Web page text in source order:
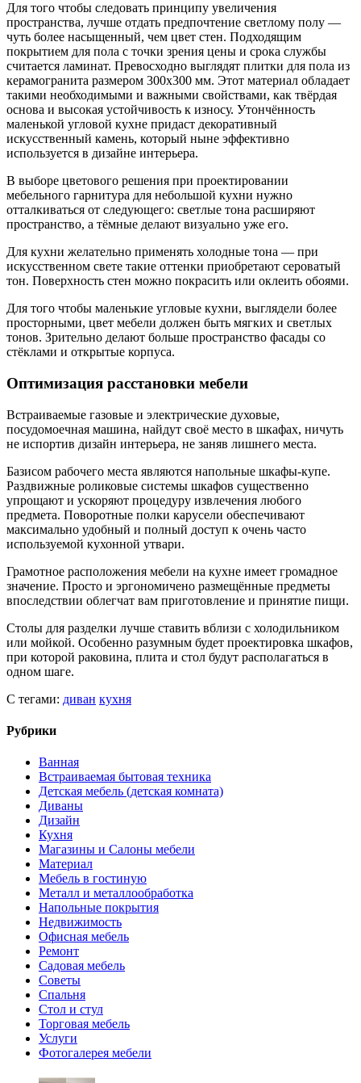
Для того чтобы следовать принципу увеличения
пространства, лучше отдать предпочтение светлому полу —
чуть более насыщенный, чем цвет стен. Подходящим
покрытием для пола с точки зрения цены и срока службы
считается ламинат. Превосходно выглядят плитки для пола из
керамогранита размером 300х300 мм. Этот материал обладает
такими необходимыми и важными свойствами, как твёрдая
основа и высокая устойчивость к износу. Утончённость
маленькой угловой кухне придаст декоративный
искусственный камень, который ныне эффективно
используется в дизайне интерьера.
В выборе цветового решения при проектировании
мебельного гарнитура для небольшой кухни нужно
отталкиваться от следующего: светлые тона расширяют
пространство, а тёмные делают визуально уже его.
Для кухни желательно применять холодные тона — при
искусственном свете такие оттенки приобретают сероватый
тон. Поверхность стен можно покрасить или оклеить обоями.
Для того чтобы маленькие угловые кухни, выглядели более
просторными, цвет мебели должен быть мягких и светлых
тонов. Зрительно делают больше пространство фасады со
стёклами и открытые корпуса.
Оптимизация расстановки мебели
Встраиваемые газовые и электрические духовые,
посудомоечная машина, найдут своё место в шкафах, ничуть
не испортив дизайн интерьера, не заняв лишнего места.
Базисом рабочего места являются напольные шкафы-купе.
Раздвижные роликовые системы шкафов существенно
упрощают и ускоряют процедуру извлечения любого
предмета. Поворотные полки карусели обеспечивают
максимально удобный и полный доступ к очень часто
используемой кухонной утвари.
Грамотное расположения мебели на кухне имеет громадное
значение. Просто и эргономичено размещённые предметы
впоследствии облегчат вам приготовление и принятие пищи.
Столы для разделки лучше ставить вблизи с холодильником
или мойкой. Особенно разумным будет проектировка шкафов,
при которой раковина, плита и стол будут располагаться в
одном шаге.
С тегами: диван кухня
Рубрики
Ванная
Встраиваемая бытовая техника
Детская мебель (детская комната)
Диваны
Дизайн
Кухня
Магазины и Салоны мебели
Материал
Мебель в гостиную
Металл и металлообработка
Напольные покрытия
Недвижимость
Офисная мебель
Ремонт
Садовая мебель
Советы
Спальня
Стол и стул
Торговая мебель
Услуги
Фотогалерея мебели